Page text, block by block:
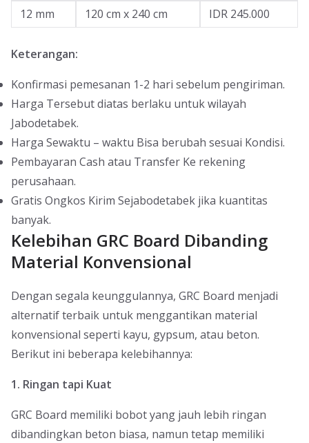
12 mm
120 cm x 240 cm IDR 245.000
Keterangan:
Konfirmasi pemesanan 1-2 hari sebelum pengiriman.
Harga Tersebut diatas berlaku untuk wilayah
Jabodetabek.
Harga Sewaktu – waktu Bisa berubah sesuai Kondisi.
Pembayaran Cash atau Transfer Ke rekening
perusahaan.
Gratis Ongkos Kirim Sejabodetabek jika kuantitas
banyak.
Kelebihan GRC Board Dibanding
Material Konvensional
Dengan segala keunggulannya, GRC Board menjadi
alternatif terbaik untuk menggantikan material
konvensional seperti kayu, gypsum, atau beton.
Berikut ini beberapa kelebihannya:
1. Ringan tapi Kuat
GRC Board memiliki bobot yang jauh lebih ringan
dibandingkan beton biasa, namun tetap memiliki